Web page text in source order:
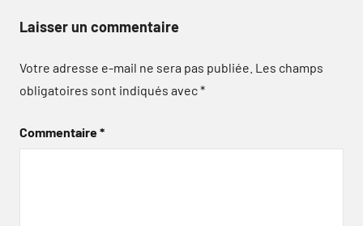
Laisser un commentaire
Votre adresse e-mail ne sera pas publiée. Les champs
obligatoires sont indiqués avec*
Commentaire*